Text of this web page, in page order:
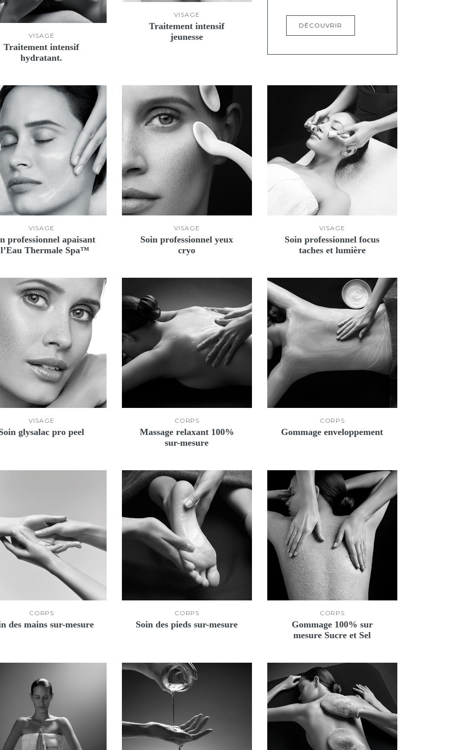
VISAGE
Traitement intensif
hydratant.
VISAGE
Traitement intensif
jeunesse
DÉCOUVRIR
VISAGE
professionnel apaisant
Thermale Spa™
VISAGE
Soin professionnel yeux
cryo
VISAGE
Soin professionnel focus
taches et lumière
VISAGE
glysalac pro peel
CORPS
Massage relaxant 100%
sur-mesure
CORPS
Gommage enveloppement
CORPS
des mains sur-mesure
CORPS
Soin des pieds sur-mesure
CORPS
Gommage 100% sur
mesure Sucre et Sel